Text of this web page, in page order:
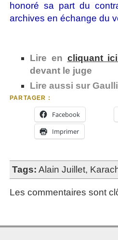
honoré sa part du
archives en échange du
Lire en cliquant ici
devant le juge
Lire aussi sur
PARTAGER :
Facebook
Imprimer
Tags: Alain Juillet,
Les commentaires sont